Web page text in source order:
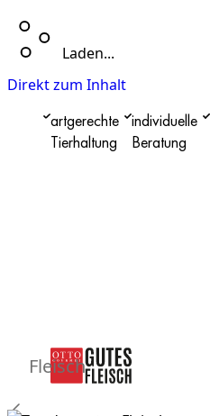
Laden...
Direkt zum Inhalt
artgerechte
Tierhaltung
individuelle
Beratung
Fleisch